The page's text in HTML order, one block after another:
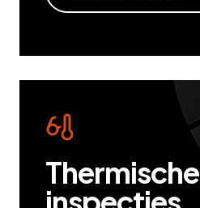
Thermische